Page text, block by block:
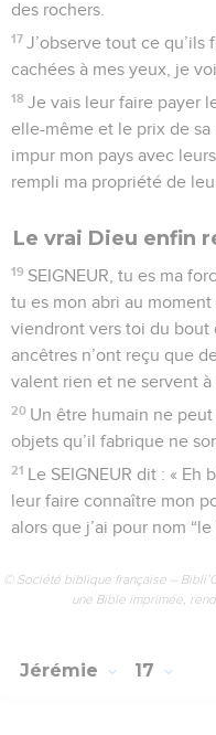
des rochers.
17 J’observe tout ce qu’ils
cachées à mes yeux, je
18 Je vais leur faire payer
elle-même et le prix de
impur mon pays avec
rempli ma propriété de
Le vrai Dieu enfin
19 SEIGNEUR, tu es ma
tu es mon abri au
viendront vers toi du bout
ancêtres n’ont reçu que
valent rien et ne servent à
20 Un être humain ne
objets qu’il fabrique ne
21 Le SEIGNEUR dit : «
leur faire connaître mon
alors que j’ai pour nom “le
© Société biblique française –
une Bible imprimée,
Jérémie 17